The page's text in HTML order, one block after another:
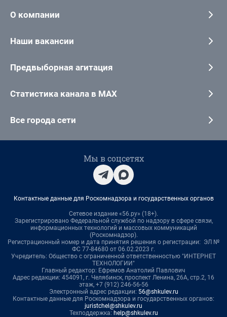
О компании
Наши вакансии
Предвыборная агитация
Статистика канала в MAX
Все города сети
Мы в соцсетях
Контактные данные для Роскомнадзора и государственных органов
Сетевое издание «56.ру» (18+).
Зарегистрировано Федеральной службой по надзору в сфере связи,
информационных технологий и массовых коммуникаций
(Роскомнадзор).
Регистрационный номер и дата принятия решения о регистрации: ЭЛ №
ФС 77-84680 от 06.02.2023 г.
Учредитель: Общество с ограниченной ответственностью "ИНТЕРНЕТ
ТЕХНОЛОГИИ"
Главный редактор: Ефремов Анатолий Павлович
Адрес редакции: 454091, г. Челябинск, проспект Ленина, 26А, стр.2, 16
этаж, +7 (912) 246-56-56
Электронный адрес редакции: 56@shkulev.ru
Контактные данные для Роскомнадзора и государственных органов:
juristchel@shkulev.ru
Техподдержка: help@shkulev.ru